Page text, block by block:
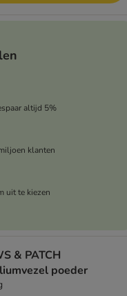
altijd 5%
klanten
uit te kiezen
& PATCH
poeder